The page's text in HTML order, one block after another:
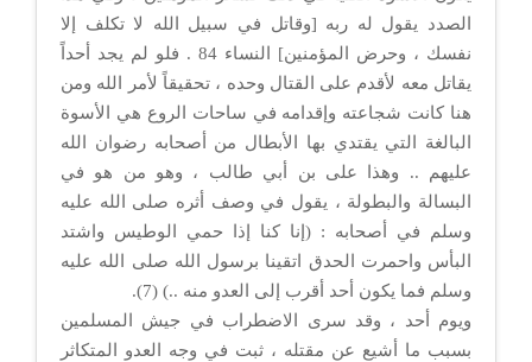
الصدد يقول له ربه [وقاتل في سبيل الله لا تكلف إلا
نفسك ، وحرض المؤمنين] النساء 84 . فلو لم يجد أحداً
يقاتل معه لأقدم على القتال وحده ، تحقيقاً لأمر الله ومن
هنا كانت شجاعته وإقدامه في ساحات الروع هي الأسوة
البالغة التي يقتدي بها الأبطال من أصحابه رضوان الله
عليهم .. وهذا على بن أبي طالب ، وهو من هو في
البسالة والبطولة ، يقول في وصف أثره صلى الله عليه
وسلم في أصحابه : (إنا كنا إذا حمي الوطيس واشتد
البأس واحمرت الحدق اتقينا برسول الله صلى الله عليه
وسلم فما يكون أحد أقرب إلى العدو منه ..) (7).
ويوم أحد ، وقد سرى الاضطراب في جيش المسلمين
بسبب ما أشيع عن مقتله ، ثبت في وجه العدو المتكاثر